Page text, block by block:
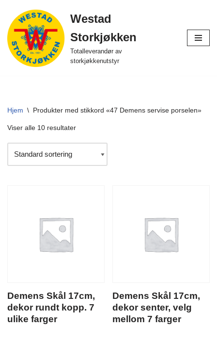
Hopp
til
innholdet
Westad
Storkjøkken
Totalleverandør av
storkjøkkenutstyr
Hjem \ Produkter med stikkord «47 Demens servise porselen»
Viser alle 10 resultater
Demens Skål 17cm,
dekor rundt kopp. 7
ulike farger
Demens Skål 17cm,
dekor senter, velg
mellom 7 farger